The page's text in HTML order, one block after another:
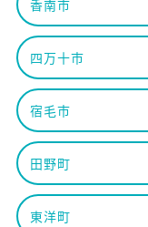
香南市
四万十市
宿毛市
田野町
東洋町